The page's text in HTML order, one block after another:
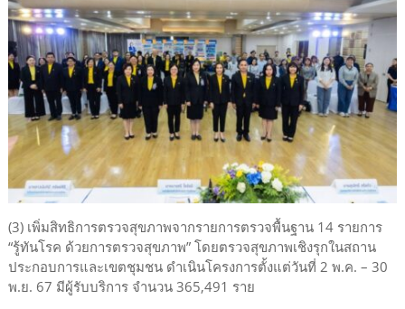
(3) เพิ่มสิทธิการตรวจสุขภาพจากรายการตรวจพื้นฐาน 14 รายการ
“รู้ทันโรค ด้วยการตรวจสุขภาพ” โดยตรวจสุขภาพเชิงรุกในสถาน
ประกอบการและเขตชุมชน ดำเนินโครงการตั้งแต่วันที่ 2 พ.ค. – 30
พ.ย. 67 มีผู้รับบริการ จำนวน 365,491 ราย